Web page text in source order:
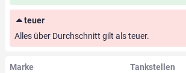
teuer
Alles über Durchschnitt gilt als teuer.
Marke Tankstellen